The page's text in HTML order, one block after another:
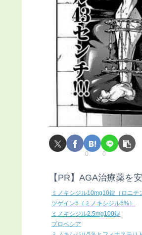
0 0
【PR】AGA治療薬を
ミノキシジル10mg10錠（ロニテ
ツゲイン5（ミノキシジル5%）
ミノキシジル2.5mg100錠
プロペシア